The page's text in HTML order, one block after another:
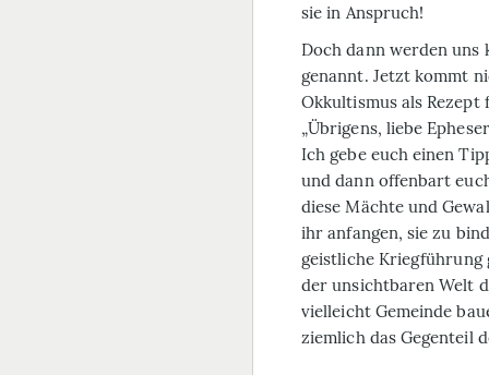
sie in Anspruch!
Doch dann werden uns
genannt. Jetzt kommt
Okkultismus als Rezept
„Übrigens, liebe
Ich gebe euch einen
und dann offenbart
diese Mächte und
ihr anfangen, sie zu
geistliche Kriegführung
der unsichtbaren Welt
vielleicht Gemeinde
ziemlich das Gegenteil